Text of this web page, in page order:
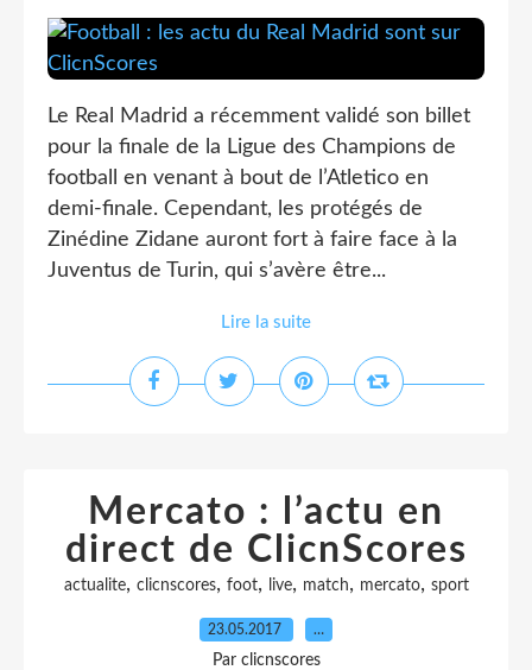
Le Real Madrid a récemment validé son billet
pour la finale de la Ligue des Champions de
football en venant à bout de l’Atletico en
demi-finale. Cependant, les protégés de
Zinédine Zidane auront fort à faire face à la
Juventus de Turin, qui s’avère être...
Lire la suite
Mercato : l’actu en
direct de ClicnScores
actualite, clicnscores, foot, live, match, mercato, sport
23.05.2017 …
Par clicnscores